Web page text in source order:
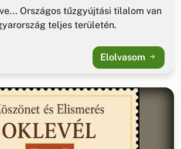
Országos tűzgyújtási tilalom van
teljes területén.
Elolvasom